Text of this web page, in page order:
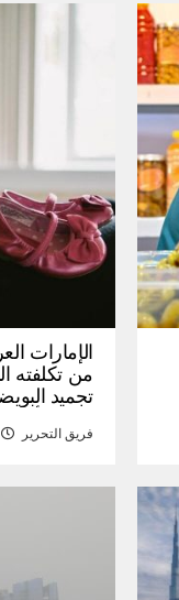
الإمارات
تجميد
أخبار
فريق التحرير